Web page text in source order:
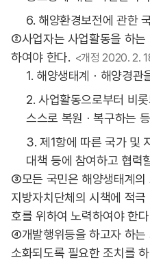
6. 해양환경보전에 관한
②사업자는 사업활동을 하는
하여야 한다. <개정 2020. 2.
1. 해양생태계ㆍ해양경관
2. 사업활동으로부터 비
스스로 복원ㆍ복구하는
3. 제1항에 따른 국가 및
대책 등에 참여하고 협력
③모든 국민은 해양생태계의
지방자치단체의 시책에 적
호를 위하여 노력하여야 한
④개발행위등을 하고자 하는
소화되도록 필요한 조치를